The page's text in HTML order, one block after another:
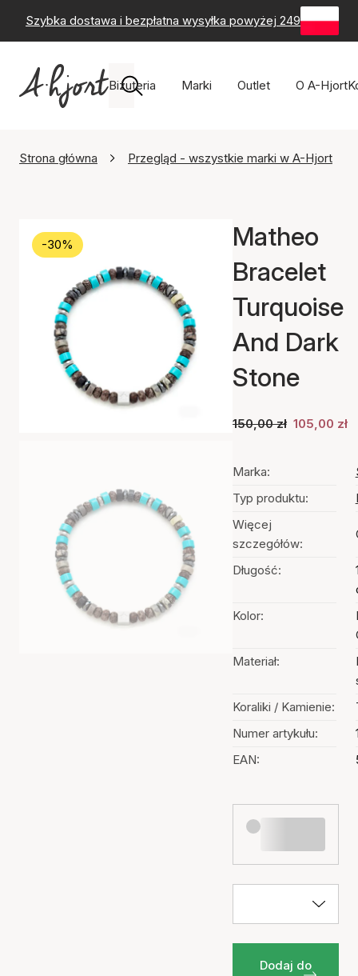
Szybka dostawa i bezpłatna wysyłka powyżej 249 zł -
Biżuteria Marki Outlet O A-Hjort
Strona główna Przegląd - wszystkie marki w A-Hjort
-30%
Matheo
Bracelet
Turquoise
And Dark
Stone
150,00 zł 105,00 zł
Marka:
Typ produktu:
Więcej
szczegółów:
Długość:
Kolor:
Materiał:
Koraliki / Kamienie:
Numer artykułu:
EAN:
Dodaj do